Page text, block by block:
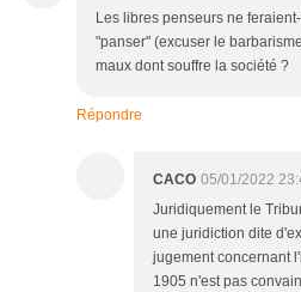
Les libres penseurs ne
"panser" (excuser le
maux dont souffre la société ?
Répondre
CACO 05/01/2022
Juridiquement le
une juridiction dite
jugement concernant
1905 n'est pas